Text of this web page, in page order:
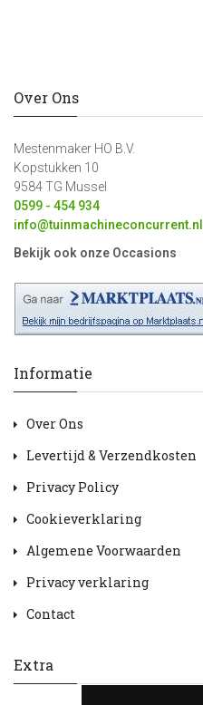
Over Ons
Mestenmaker HO B.V.
Kopstukken 10
9584 TG Mussel
0599 - 454 934
info@tuinmachineconcurrent.nl
Bekijk ook onze Occasions
Informatie
Over Ons
Levertijd & Verzendkosten
Privacy Policy
Cookieverklaring
Algemene Voorwaarden
Privacy verklaring
Contact
Extra